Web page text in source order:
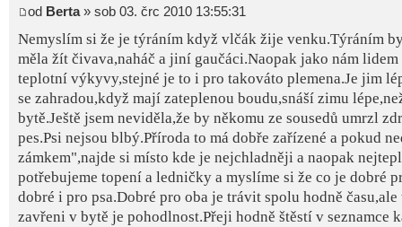
od Berta» sob 03. črc 2010 13:55:31
Nemyslím si že je týráním když vlčák žije venku.Týráním
měla žít čivava,naháč a jiní gaučáci.Naopak jako nám
teplotní výkyvy,stejné je to i pro takováto plemena.Je jim
se zahradou,když mají zateplenou boudu,snáší zimu
bytě.Ještě jsem neviděla,že by někomu ze sousedů umrzl
pes.Psi nejsou blbý.Příroda to má dobře zařízené a pokud
zámkem",najde si místo kde je nejchladněji a naopak
potřebujeme topení a ledničky a myslíme si že co je dobré
dobré i pro psa.Dobré pro oba je trávit spolu hodně
zavřeni v bytě je pohodlnost.Přeji hodně štěstí v seznamce